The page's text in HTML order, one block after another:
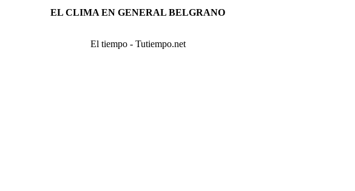
EL CLIMA EN GENERAL BELGRANO
El tiempo - Tutiempo.net